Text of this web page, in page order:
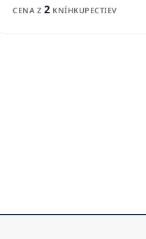
CENA Z 2 KNÍHKUPECTIEV